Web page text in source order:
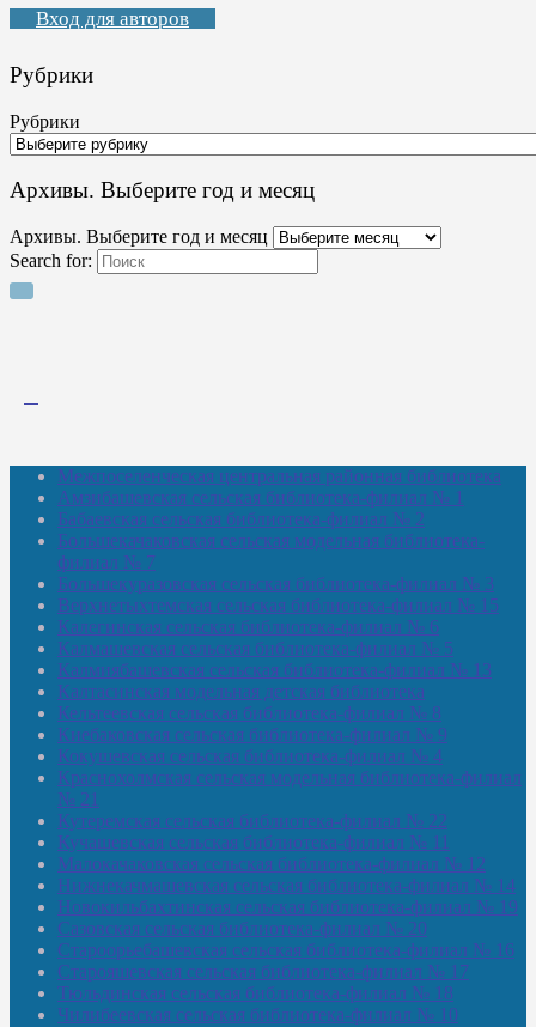
Вход для авторов
Рубрики
Рубрики
Архивы. Выберите год и месяц
Архивы. Выберите год и месяц
Search for:
Межпоселенческая центральная районная библиотека
Амзибашевская сельская библиотека-филиал № 1
Бабаевская сельская библиотека-филиал № 2
Большекачаковская сельская модельная библиотека-
филиал № 7
Большекуразовская сельская библиотека-филиал № 3
Верхнетыхтемская сельская библиотека-филиал № 15
Калегинская сельская библиотека-филиал № 6
Калмашевская сельская библиотека-филиал № 5
Калмиябашевская сельская библиотека-филиал № 13
Калтасинская модельная детская библиотека
Кельтеевская сельская библиотека-филиал № 8
Киебаковская сельская библиотека-филиал № 9
Кокушевская сельская библиотека-филиал № 4
Краснохолмская сельская модельная библиотека-филиал
№ 21
Кутеремская сельская библиотека-филиал № 22
Кучашевская сельская библиотека-филиал № 11
Малокачаковская сельская библиотека-филиал № 12
Нижнекачмашевская сельская библиотека-филиал № 14
Новокильбахтинская сельская библиотека-филиал № 19
Сазовская сельская библиотека-филиал № 20
Староорьебашевская сельская библиотека-филиал № 16
Старояшевская сельская библиотека-филиал № 17
Тюльдинская сельская библиотека-филиал № 18
Чилибеевская сельская библиотека-филиал № 10